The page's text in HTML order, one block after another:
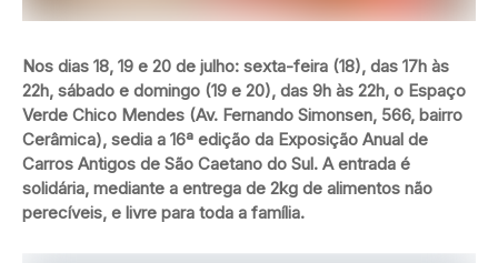
Nos dias 18, 19 e 20 de julho: sexta-feira (18), das 17h às
22h, sábado e domingo (19 e 20), das 9h às 22h, o Espaço
Verde Chico Mendes (Av. Fernando Simonsen, 566, bairro
Cerâmica), sedia a 16ª edição da Exposição Anual de
Carros Antigos de São Caetano do Sul. A entrada é
solidária, mediante a entrega de 2kg de alimentos não
perecíveis, e livre para toda a família.